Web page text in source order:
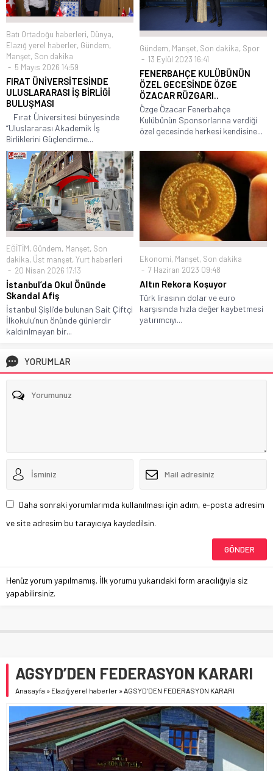
Batı Ortadoğu haberleri, Dünya,
Elazığ yerel haberler, Gündem,
Manşet, Son dakika
5 Mayıs 2026 14:59
FIRAT ÜNİVERSİTESİNDE
ULUSLARARASI İŞ BİRLİĞİ
BULUŞMASI
Fırat Üniversitesi bünyesinde
“Uluslararası Akademik İş
Birliklerini Güçlendirme...
Gündem, Manşet, Son dakika, Spor
13 Eylül 2023 16:41
FENERBAHÇE KULÜBÜNÜN
ÖZEL GECESİNDE ÖZGE
ÖZACAR RÜZGARI..
Özge Özacar Fenerbahçe
Kulübünün Sponsorlarına verdiği
özel gecesinde herkesi kendisine...
EĞİTİM, Gündem, Manşet, Son
dakika, Üst manşet, Yurt haberleri
20 Nisan 2026 17:13
İstanbul’da Okul Önünde
Skandal Afiş
İstanbul Şişli’de bulunan Sait Çiftçi
İlkokulu’nun önünde günlerdir
kaldırılmayan bir...
Ekonomi, Manşet, Son dakika
7 Haziran 2023 09:48
Altın Rekora Koşuyor
Türk lirasının dolar ve euro
karşısında hızla değer kaybetmesi
yatırımcıyı...
YORUMLAR
Daha sonraki yorumlarımda kullanılması için adım, e-posta adresim
ve site adresim bu tarayıcıya kaydedilsin.
Henüz yorum yapılmamış. İlk yorumu yukarıdaki form aracılığıyla siz
yapabilirsiniz.
AGSYD’DEN FEDERASYON KARARI
Anasayfa » Elazığ yerel haberler »AGSYD’DEN FEDERASYON KARARI